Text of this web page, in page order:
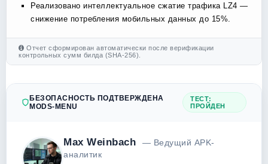
Реализовано интеллектуальное сжатие трафика LZ4 —
снижение потребления мобильных данных до 15%.
Отчет сформирован автоматически после верификации
контрольных сумм билда (SHA-256).
БЕЗОПАСНОСТЬ ПОДТВЕРЖДЕНА
MODS-MENU
ТЕСТ:
ПРОЙДЕН
Max Weinbach
— Ведущий APK-
аналитик